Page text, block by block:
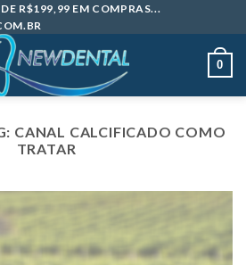
R$199,99 EM COMPRAS...
0
CANAL CALCIFICADO COMO
TRATAR